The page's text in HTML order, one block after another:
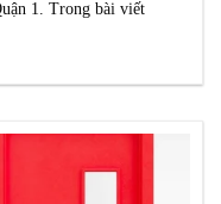
1. Trong bài viết